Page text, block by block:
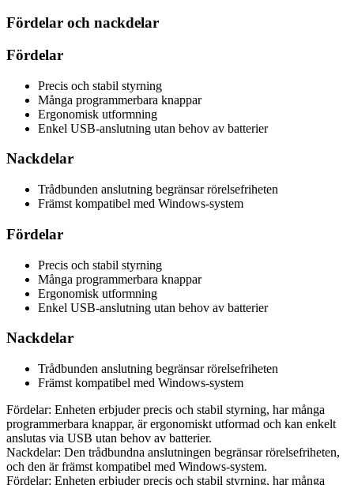
Fördelar och nackdelar
Fördelar
Precis och stabil styrning
Många programmerbara knappar
Ergonomisk utformning
Enkel USB-anslutning utan behov av batterier
Nackdelar
Trådbunden anslutning begränsar rörelsefriheten
Främst kompatibel med Windows-system
Fördelar
Precis och stabil styrning
Många programmerbara knappar
Ergonomisk utformning
Enkel USB-anslutning utan behov av batterier
Nackdelar
Trådbunden anslutning begränsar rörelsefriheten
Främst kompatibel med Windows-system
Fördelar: Enheten erbjuder precis och stabil styrning, har många
programmerbara knappar, är ergonomiskt utformad och kan enkelt
anslutas via USB utan behov av batterier.
Nackdelar: Den trådbundna anslutningen begränsar rörelsefriheten,
och den är främst kompatibel med Windows-system.
Fördelar: Enheten erbjuder precis och stabil styrning, har många